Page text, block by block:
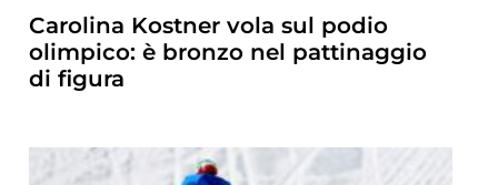
Carolina Kostner vola sul podio
olimpico: è bronzo nel pattinaggio
di figura